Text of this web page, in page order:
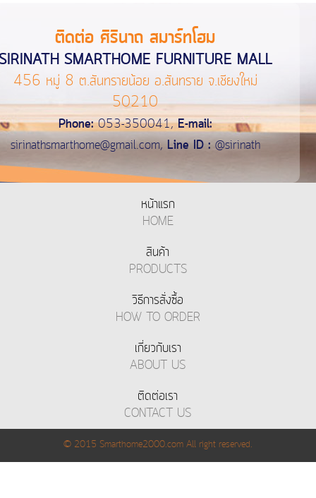
ติดต่อ ศิรินาถ สมาร์ทโฮม
SMARTHOME FURNITURE MALL
456 หมู่ 8 ต.สันทรายน้อย อ.สันทราย จ.เชียงใหม่
50210
Phone:053-350041,E-mail:
sirinathsmarthome@gmail.com,Line ID :@sirinath
หน้าแรก
HOME
สินค้า
PRODUCTS
วิธีการสั่งซื้อ
HOW TO ORDER
เกี่ยวกับเรา
ABOUT US
ติดต่อเรา
CONTACT US
© 2015 Smarthome2000.com All right reserved.